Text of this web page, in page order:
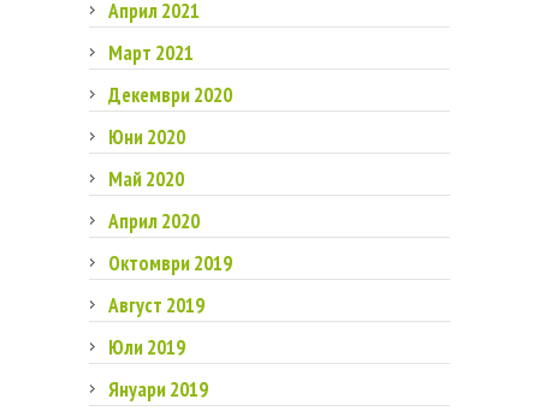
Април 2021
Март 2021
Декември 2020
Юни 2020
Май 2020
Април 2020
Октомври 2019
Август 2019
Юли 2019
Януари 2019